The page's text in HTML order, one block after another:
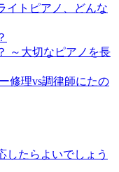
イトピアノ、どんな
～大切なピアノを長
修理vs調律師にたの
したらよいでしょう